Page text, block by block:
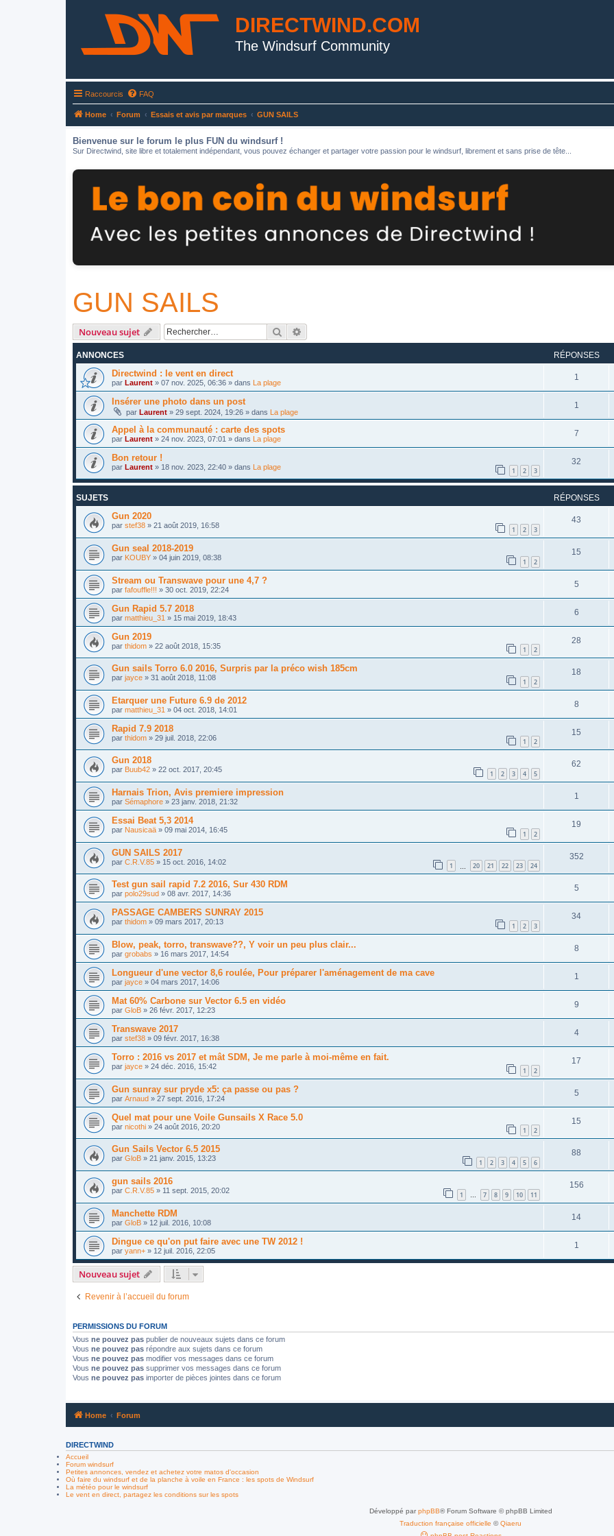
DIRECTWIND.COM
The Windsurf Community
Raccourcis FAQ
Home Forum Essais et avis par marques GUN SAILS
Bienvenue sur le forum le plus FUN du windsurf !
Sur Directwind, site libre et totalement indépendant, vous pouvez échanger et partager votre passion pour le windsurf, librement et sans prise de tête...
GUN SAILS
Nouveau sujet Rechercher
ANNONCES RÉPONSES
Directwind : le vent en direct
par Laurent » 07 nov. 2025, 06:36 » dans La plage
1
Insérer une photo dans un post
par Laurent » 29 sept. 2024, 19:26 » dans La plage
1
Appel à la communauté : carte des spots
par Laurent » 24 nov. 2023, 07:01 » dans La plage
7
Bon retour !
par Laurent » 18 nov. 2023, 22:40 » dans La plage 1 2 3
32
SUJETS RÉPONSES
Gun 2020
par stef38 » 21 août 2019, 16:58 1 2 3
43
Gun seal 2018-2019
par KOUBY » 04 juin 2019, 08:38 1 2
15
Stream ou Transwave pour une 4,7 ?
par fafouffle!!! » 30 oct. 2019, 22:24
5
Gun Rapid 5.7 2018
par matthieu_31 » 15 mai 2019, 18:43
6
Gun 2019
par thidom » 22 août 2018, 15:35 1 2
28
Gun sails Torro 6.0 2016, Surpris par la préco wish 185cm
par jayce » 31 août 2018, 11:08 1 2
18
Etarquer une Future 6.9 de 2012
par matthieu_31 » 04 oct. 2018, 14:01
8
Rapid 7.9 2018
par thidom » 29 juil. 2018, 22:06 1 2
15
Gun 2018
par Buub42 » 22 oct. 2017, 20:45 1 2 3 4 5
62
Harnais Trion, Avis premiere impression
par Sémaphore » 23 janv. 2018, 21:32
1
Essai Beat 5,3 2014
par Nausicaä » 09 mai 2014, 16:45 1 2
19
GUN SAILS 2017
par C.R.V.85 » 15 oct. 2016, 14:02 1 20 21 22 23 24
352
Test gun sail rapid 7.2 2016, Sur 430 RDM
par polo29sud » 08 avr. 2017, 14:36
5
PASSAGE CAMBERS SUNRAY 2015
par thidom » 09 mars 2017, 20:13 1 2 3
34
Blow, peak, torro, transwave??, Y voir un peu plus clair...
par grobabs » 16 mars 2017, 14:54
8
Longueur d'une vector 8,6 roulée, Pour préparer l'aménagement de ma cave
par jayce » 04 mars 2017, 14:06
1
Mat 60% Carbone sur Vector 6.5 en vidéo
par GloB » 26 févr. 2017, 12:23
9
Transwave 2017
par stef38 » 09 févr. 2017, 16:38
4
Torro : 2016 vs 2017 et mât SDM, Je me parle à moi-même en fait.
par jayce » 24 déc. 2016, 15:42 1 2
17
Gun sunray sur pryde x5: ça passe ou pas ?
par Arnaud » 27 sept. 2016, 17:24
5
Quel mat pour une Voile Gunsails X Race 5.0
par nicothi » 24 août 2016, 20:20 1 2
15
Gun Sails Vector 6.5 2015
par GloB » 21 janv. 2015, 13:23 1 2 3 4 5 6
88
gun sails 2016
par C.R.V.85 » 11 sept. 2015, 20:02 1 … 7 8 9 10 11
156
Manchette RDM
par GloB » 12 juil. 2016, 10:08
14
Dingue ce qu'on put faire avec une TW 2012 !
par yann+ » 12 juil. 2016, 22:05
1
Nouveau sujet
Revenir à l’accueil du forum
PERMISSIONS DU FORUM
Vous ne pouvez pas publier de nouveaux sujets dans ce forum
Vous ne pouvez pas répondre aux sujets dans ce forum
Vous ne pouvez pas modifier vos messages dans ce forum
Vous ne pouvez pas supprimer vos messages dans ce forum
Vous ne pouvez pas importer de pièces jointes dans ce forum
Home Forum
DIRECTWIND
Accueil
Forum windsurf
Petites annonces, vendez et achetez votre matos d'occasion
Où faire du windsurf et de la planche à voile en France : les spots de Windsurf
La météo pour le windsurf
Le vent en direct, partagez les conditions sur les spots
Développé parphpBB® Forum Software © phpBB Limited
Traduction française officielle ©Qiaeru